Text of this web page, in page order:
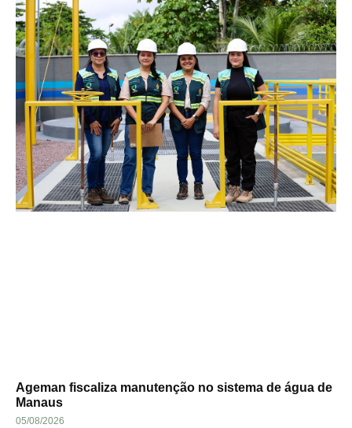
Ageman fiscaliza manutenção no sistema de água de
Manaus
05/08/2026